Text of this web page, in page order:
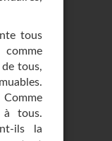
tous
tous,
à tous.
ils la